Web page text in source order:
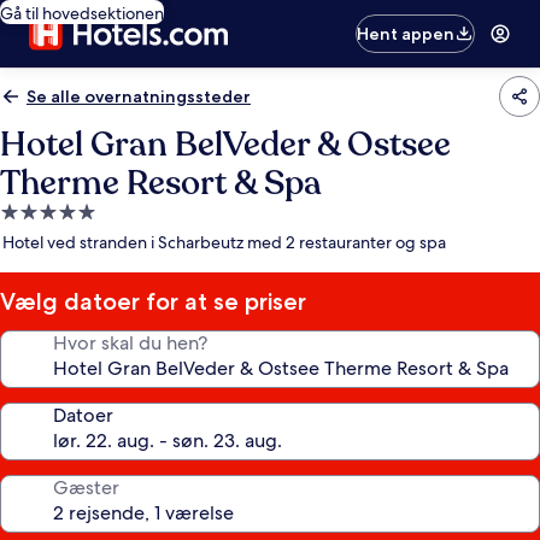
Gå til hovedsektionen
Hent appen
Se alle overnatningssteder
Hotel Gran BelVeder & Ostsee
Therme Resort & Spa
5.0-
stjernet
Hotel ved stranden i Scharbeutz med 2 restauranter og spa
Vælg datoer for at se priser
Hvor skal du hen?
Datoer
Gæster